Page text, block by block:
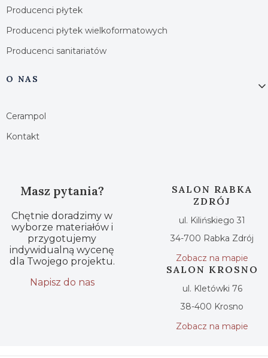
Producenci płytek
Producenci płytek wielkoformatowych
Producenci sanitariatów
O NAS
Cerampol
Kontakt
Masz pytania?
Chętnie doradzimy w
wyborze materiałów i
przygotujemy
indywidualną wycenę
dla Twojego projektu.
Napisz do nas
SALON RABKA
ZDRÓJ
ul. Kilińskiego 31
34-700 Rabka Zdrój
Zobacz na mapie
SALON KROSNO
ul. Kletówki 76
38-400 Krosno
Zobacz na mapie